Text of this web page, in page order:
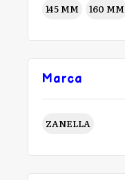
250 Patagonia
300 Rz 3
145 MM 160 MM
Marca
ZANELLA